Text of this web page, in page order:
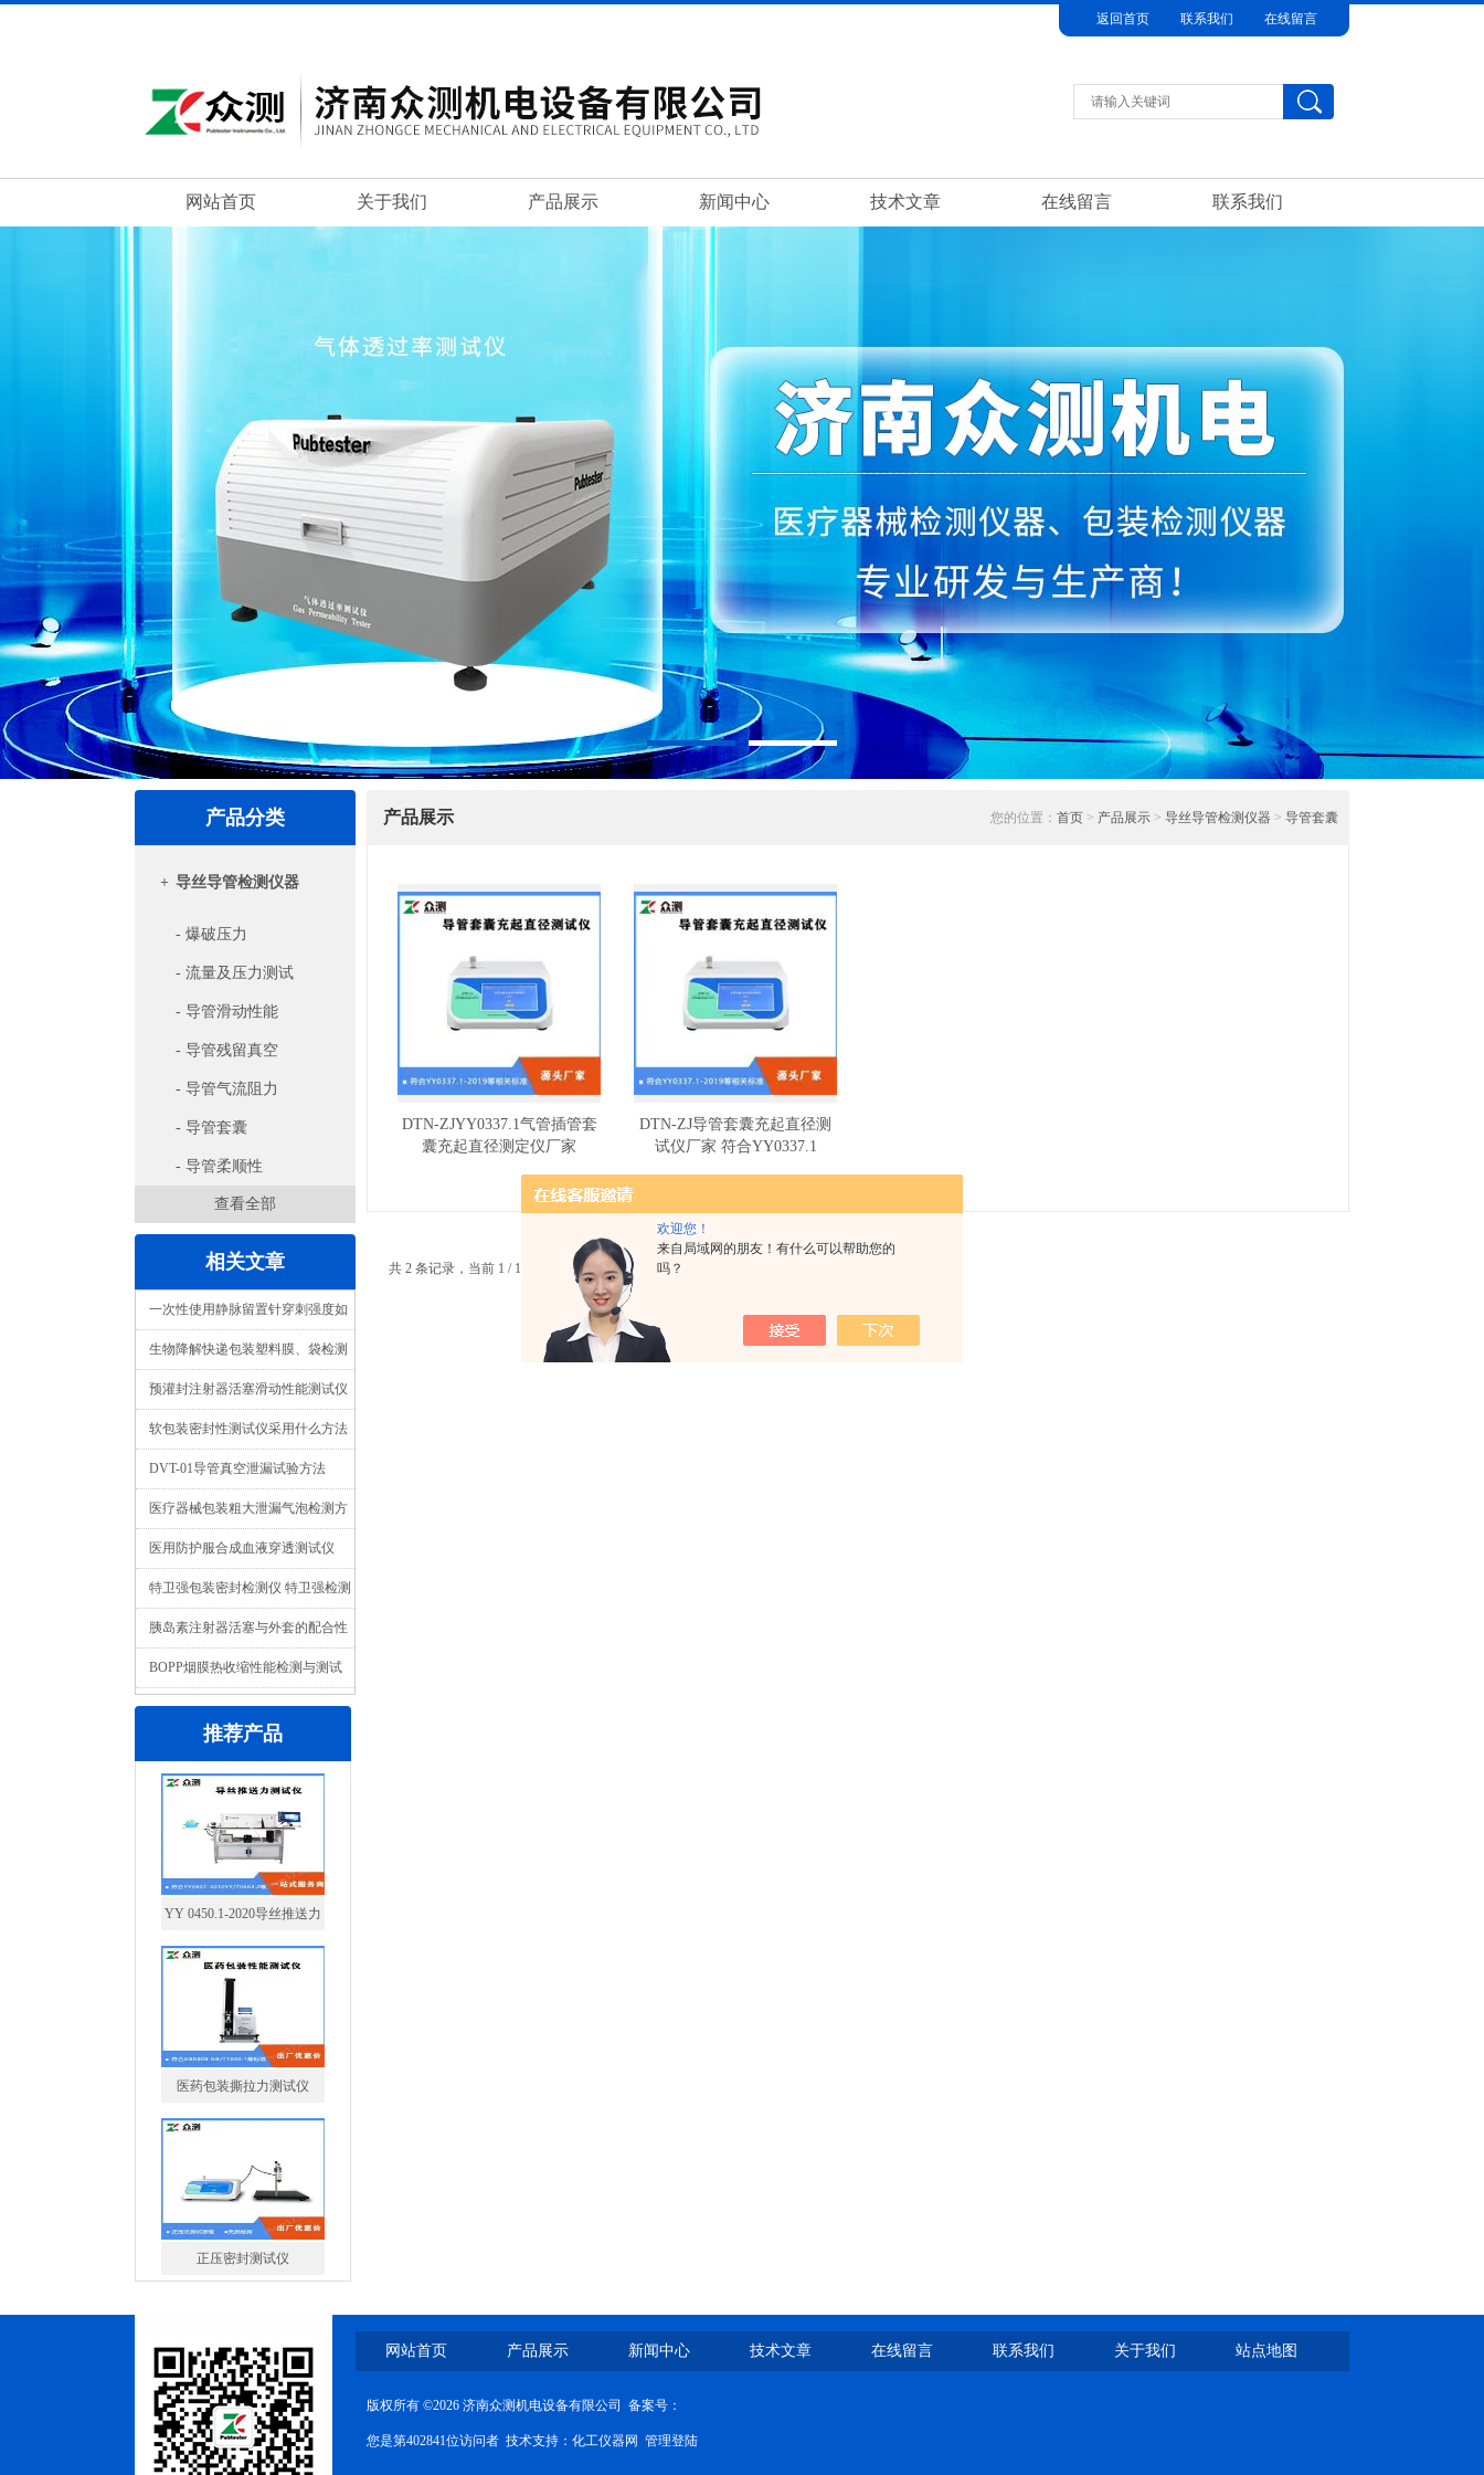
欢迎您！
来自局域网的朋友！有什么可以帮助您的
吗？
返回首页 联系我们 在线留言
网站首页 关于我们 产品展示 新闻中心 技术文章 在线留言 联系我们
产品分类
+ 导丝导管检测仪器
- 爆破压力
- 流量及压力测试
- 导管滑动性能
- 导管残留真空
- 导管气流阻力
- 导管套囊
- 导管柔顺性
查看全部
相关文章
一次性使用静脉留置针穿刺强度如
何测试
生物降解快递包装塑料膜、袋检测
方法及检测仪器
预灌封注射器活塞滑动性能测试仪
注射器活塞滑动性检测仪简介
软包装密封性测试仪采用什么方法
测量密封呢？
DVT-01导管真空泄漏试验方法
医疗器械包装粗大泄漏气泡检测方
医用防护服合成血液穿透测试仪
BPT-02产品介绍
特卫强包装密封检测仪 特卫强检测
设备胰岛素注射器活塞与外套的配合性
能如何检测
BOPP烟膜热收缩性能检测与测试
仪器介绍
推荐产品
YY 0450.1-2020导丝推送力
测试仪
医药包装撕拉力测试仪
正压密封测试仪
气体透过率测试仪厂家
产品展示 您的位置： 首页 > 产品展示 > 导丝导管检测仪器 > 导管套囊
DTN-ZJYY0337.1气管插管套
囊充起直径测定仪厂家
DTN-ZJ导管套囊充起直径测
试仪厂家 符合YY0337.1
共 2 条记录，当前 1 / 1 页 首页 上一页 下一页 末页 跳转到第
网站首页 产品展示 新闻中心 技术文章 在线留言 联系我们 关于我们 站点地图
版权所有 ©2026 济南众测机电设备有限公司 备案号：
您是第402841位访问者 技术支持： 化工仪器网 管理登陆